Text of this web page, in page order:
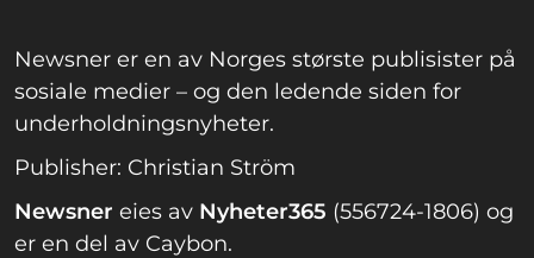
Newsner er en av Norges største publisister på
sosiale medier – og den ledende siden for
underholdningsnyheter.
Publisher: Christian Ström
Newsner eies av Nyheter365 (556724-1806) og
er en del av Caybon.